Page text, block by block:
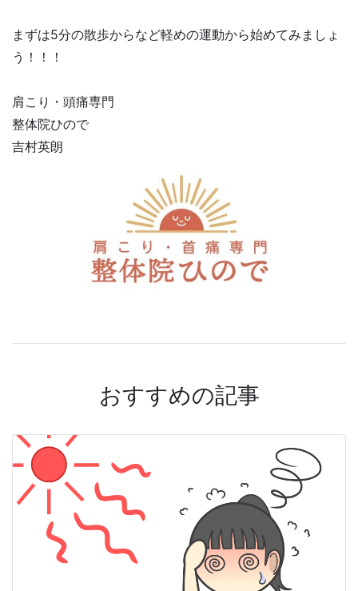
まずは5分の散歩からなど軽めの運動から始めてみましょ
う！！！
肩こり・頭痛専門
整体院ひので
吉村英朗
おすすめの記事